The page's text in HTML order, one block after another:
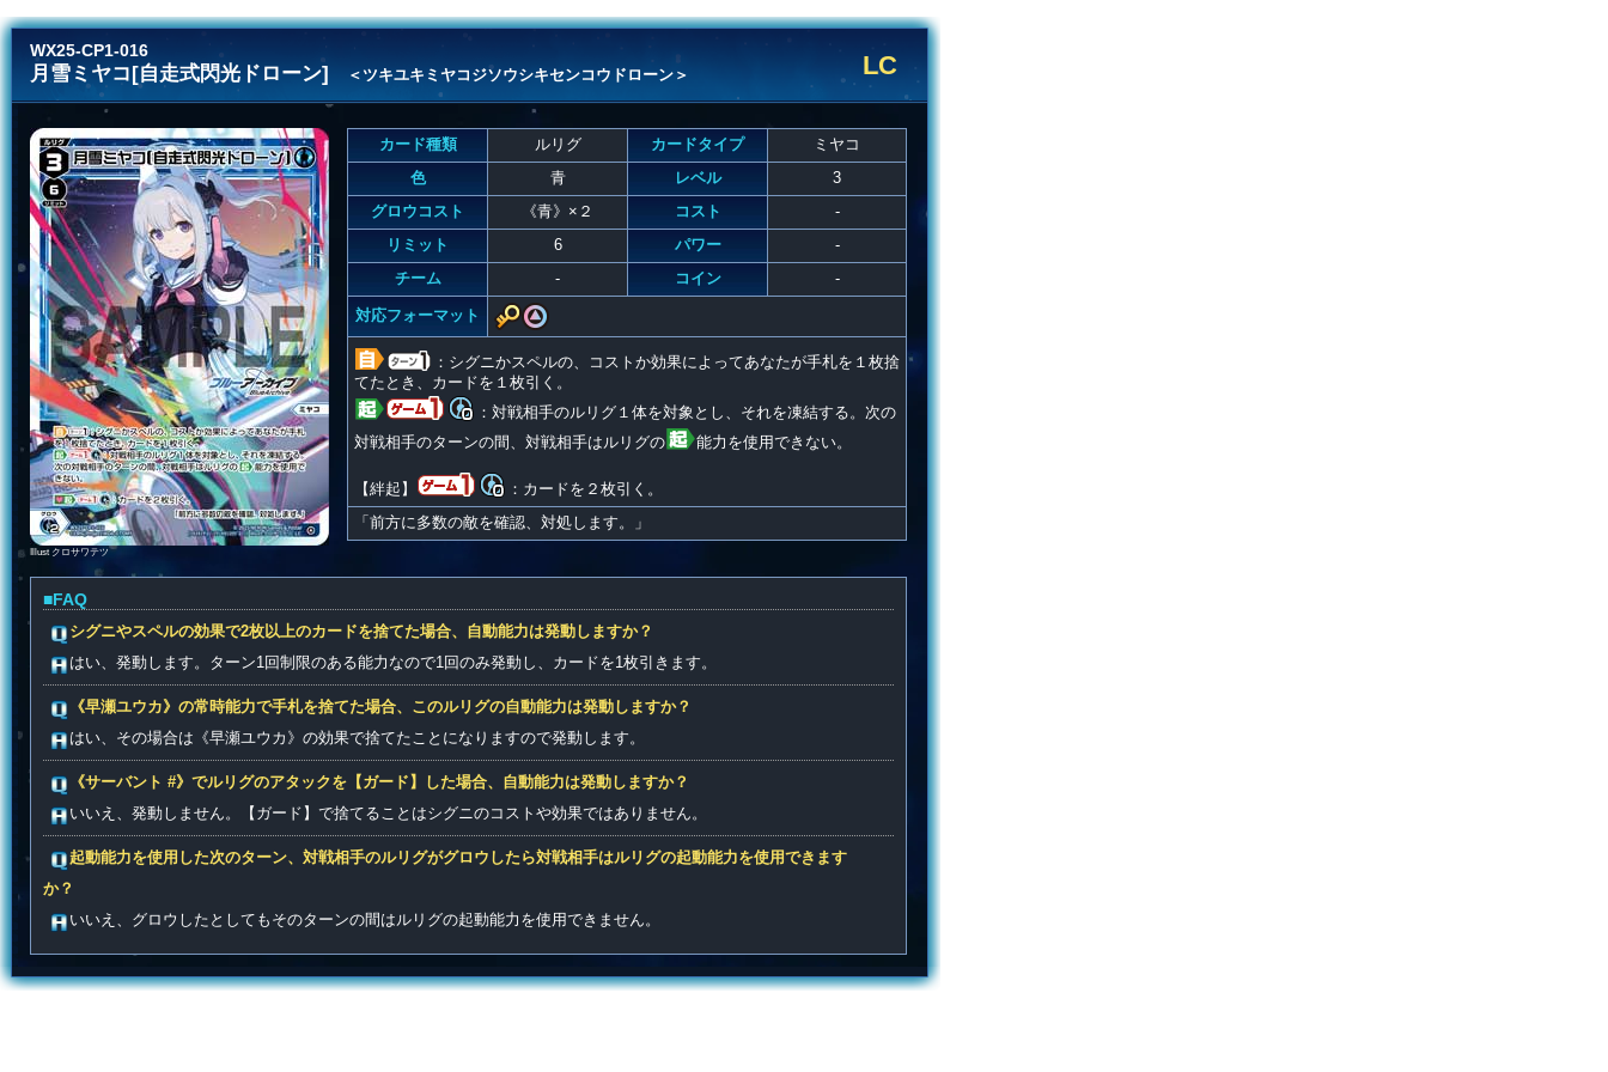
WX25-CP1-016
月雪ミヤコ[自走式閃光ドローン] ＜ツキユキミヤコジソウシキセンコウドローン＞ LC
Illust クロサワテツ
カード種類 ルリグ カードタイプ
ミヤコ
色
青 レベル
3
グロウコスト
《青》×２ コスト
-
リミット
6 パワー
-
チーム
- コイン -
対応フォーマット
：シグニかスペルの、コストか効果によってあなたが手札を１枚捨
てたとき、カードを１枚引く。
：対戦相手のルリグ１体を対象とし、それを凍結する。次の
対戦相手のターンの間、対戦相手はルリグの
能力を使用できない。
【絆起】
：カードを２枚引く。
「前方に多数の敵を確認、対処します。」
■FAQ
シグニやスペルの効果で2枚以上のカードを捨てた場合、自動能力は発動しますか？
はい、発動します。ターン1回制限のある能力なので1回のみ発動し、カードを1枚引きます。
《早瀬ユウカ》の常時能力で手札を捨てた場合、このルリグの自動能力は発動しますか？
はい、その場合は《早瀬ユウカ》の効果で捨てたことになりますので発動します。
《サーバント #》でルリグのアタックを【ガード】した場合、自動能力は発動しますか？
いいえ、発動しません。【ガード】で捨てることはシグニのコストや効果ではありません。
起動能力を使用した次のターン、対戦相手のルリグがグロウしたら対戦相手はルリグの起動能力を使用できます
か？
いいえ、グロウしたとしてもそのターンの間はルリグの起動能力を使用できません。